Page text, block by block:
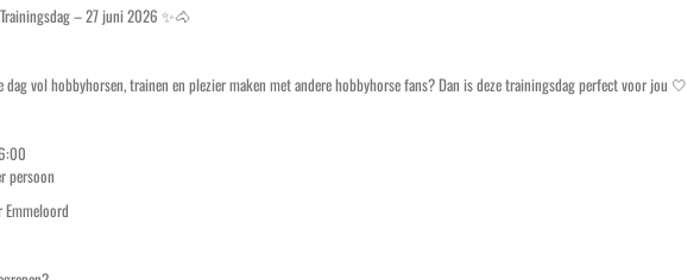
– 27 juni 2026 ✨🐴
dag vol hobbyhorsen, trainen en plezier maken met andere hobbyhorse fans? Dan is deze trainingsdag perfect voor jou 🤍
persoon